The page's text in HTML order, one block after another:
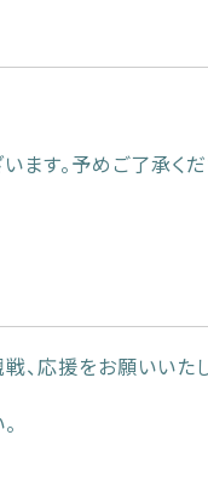
す。予めご了承くだ
、応援をお願いいたし